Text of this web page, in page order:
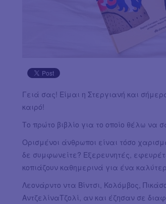
Γειά σας! Είμαι η Στεργιανή και
καιρό!
Το πρώτο βιβλίο για το οποίο θέλω να
Ορισμένοι άνθρωποι είναι τόσο
δε συμφωνείτε? Εξερευνητές,
κοπιάζουν καθημερινά για ένα
Λεονάρντο ντα Βίντσι, Κολόμβος,
ΑντζελίναΤζολί, αν και έζησαν σε